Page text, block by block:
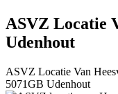
ASVZ Locatie
Udenhout
ASVZ Locatie Van
5071GB Udenhout